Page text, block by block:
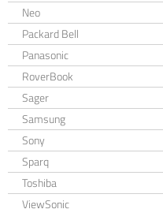
Neo
Packard Bell
Panasonic
RoverBook
Sager
Samsung
Sony
Sparq
Toshiba
ViewSonic